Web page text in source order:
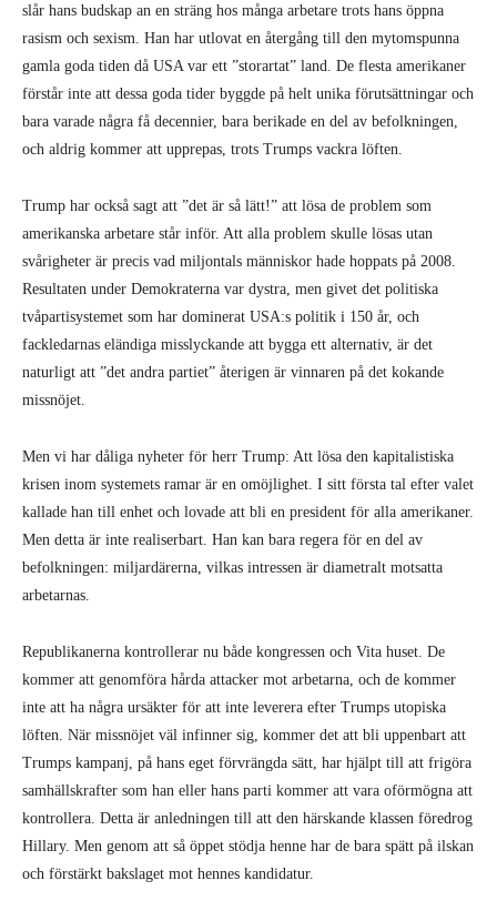
amerikanska arbetare står inför. Att alla problem skulle lösas utan
svårigheter är precis vad miljontals människor hade hoppats på 2008.
Resultaten under Demokraterna var dystra, men givet det politiska
tvåpartisystemet som har dominerat USA:s politik i 150 år, och
fackledarnas eländiga misslyckande att bygga ett alternativ, är det
naturligt att ”det andra partiet” återigen är vinnaren på det kokande
Men vi har dåliga nyheter för herr Trump: Att lösa den kapitalistiska
krisen inom systemets ramar är en omöjlighet. I sitt första tal efter valet
kallade han till enhet och lovade att bli en president för alla amerikaner.
Men detta är inte realiserbart. Han kan bara regera för en del av
befolkningen: miljardärerna, vilkas intressen är diametralt motsatta
arbetarnas.
kommer att genomföra hårda attacker mot arbetarna, och de kommer
inte att ha några ursäkter för att inte leverera efter Trumps utopiska
löften. När missnöjet väl infinner sig, kommer det att bli uppenbart att
Trumps kampanj, på hans eget förvrängda sätt, har hjälpt till att frigöra
samhällskrafter som han eller hans parti kommer att vara oförmögna att
kontrollera. Detta är anledningen till att den härskande klassen föredrog
och förstärkt bakslaget mot hennes kandidatur.
Bernie Sanders historiska misstag
Trots Trumps kolossala skräll, låt
oss inte glömma den andra stora
händelsen under valet 2016: den
massiva rörelse som bubblade upp
kring Bernie Sanders. Bara 25 år